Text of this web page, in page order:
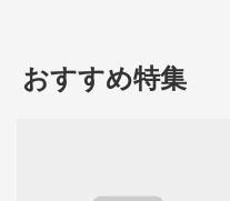
おすすめ特集